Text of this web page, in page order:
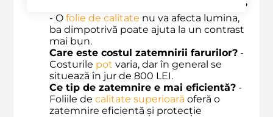
?
- O folie de calitate nu va afecta lumina,
ba dimpotrivă poate ajuta la un contrast
mai bun.
Care este costul zatemnirii farurilor? -
Costurile pot varia, dar în general se
situează în jur de 800 LEI.
Ce tip de zatemnire e mai eficientă? -
Foliile de calitate superioară oferă o
zatemnire eficientă și protecție